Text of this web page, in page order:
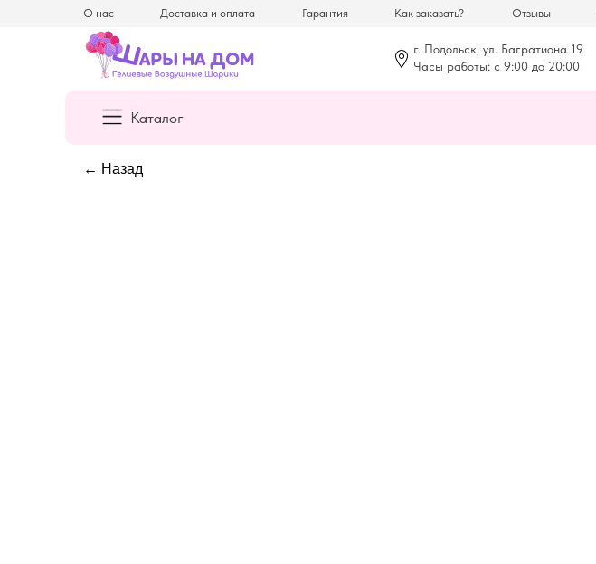
Отзывы
Гарантия Как заказать?
Доставка и оплата
О нас
г. Подольск, ул. Багратиона 19
Часы работы: с 9:00 до 20:00
Каталог
← Назад